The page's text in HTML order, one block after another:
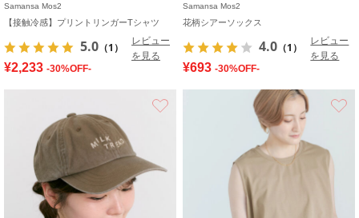
Samansa Mos2
【接触冷感】プリントリンガーTシャツ
5.0 （1）
レビュー
を見る
¥2,233 -30%OFF-
Samansa Mos2
花柄シアーソックス
4.0 （1）
レビュー
を見る
¥693 -30%OFF-